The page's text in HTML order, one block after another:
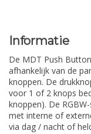
Informatie
De MDT Push
afhankelijk van de
knoppen. De
voor 1 of 2 knops
knoppen). De
met interne of
via dag / nacht of